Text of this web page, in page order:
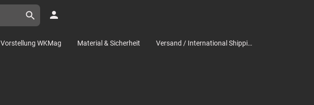
Vorstellung WKMag Material & Sicherheit Versand / International Shipping